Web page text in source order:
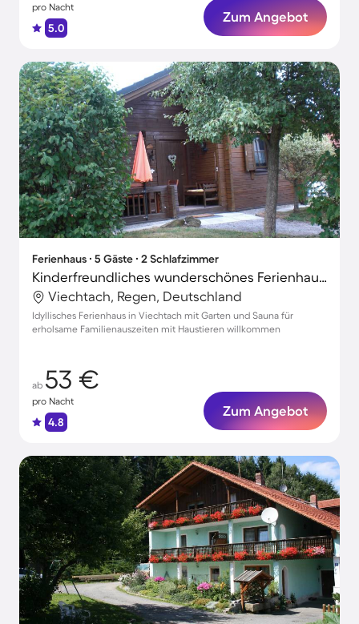
pro Nacht
5.0
Zum Angebot
Ferienhaus ∙ 5 Gäste ∙ 2 Schlafzimmer
Kinderfreundliches wunderschönes Ferienhaus mit Sauna, Garten und Grill | Naturblick | Haustiere sind willkommen
Viechtach, Regen, Deutschland
Idyllisches Ferienhaus in Viechtach mit Garten und Sauna für
erholsame Familienauszeiten mit Haustieren willkommen
ab 53 €
pro Nacht
4.8
Zum Angebot